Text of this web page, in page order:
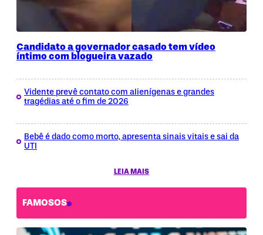
Candidato a governador casado tem vídeo
íntimo com blogueira vazado
Vidente prevê contato com alienígenas e grandes
tragédias até o fim de 2026
Bebê é dado como morto, apresenta sinais vitais e sai da
UTI
LEIA MAIS
FAMOSOS